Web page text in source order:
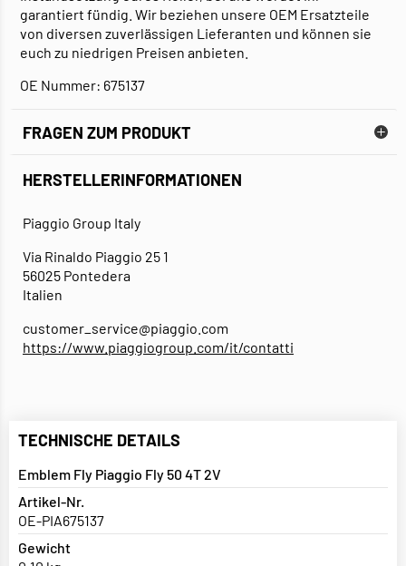
garantiert fündig. Wir beziehen unsere OEM Ersatzteile
von diversen zuverlässigen Lieferanten und können sie
euch zu niedrigen Preisen anbieten.
OE Nummer: 675137
FRAGEN ZUM PRODUKT
HERSTELLERINFORMATIONEN
Piaggio Group Italy
Via Rinaldo Piaggio 25 1
56025 Pontedera
Italien
customer_service@piaggio.com
https://www.piaggiogroup.com/it/contatti
TECHNISCHE DETAILS
Emblem Fly Piaggio Fly 50 4T 2V
Artikel-Nr.
OE-PIA675137
Gewicht